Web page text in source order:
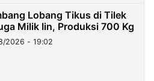
Lobang Tikus di Tilek
Milik Iin, Produksi 700 Kg
2026 - 19:02